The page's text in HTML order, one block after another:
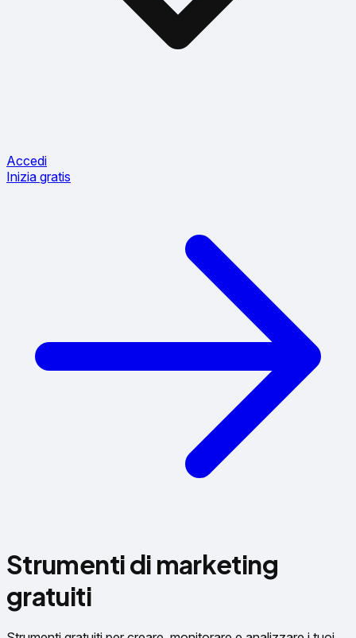
Accedi
Inizia gratis
Strumenti di marketing
gratuiti